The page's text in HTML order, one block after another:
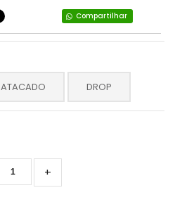
Compartilhar
ATACADO DROP
+